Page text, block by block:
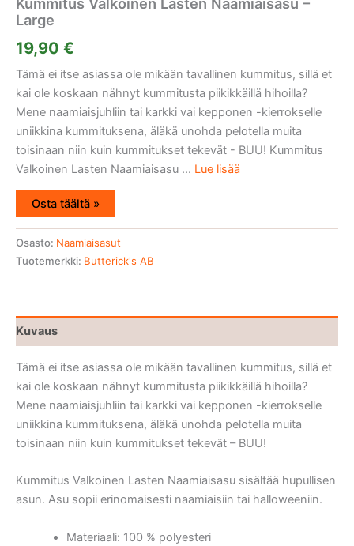
Large
19,90 €
Tämä ei itse asiassa ole mikään tavallinen kummitus, sillä et
kai ole koskaan nähnyt kummitusta piikikkäillä hihoilla?
Mene naamiaisjuhliin tai karkki vai kepponen -kierrokselle
uniikkina kummituksena, äläkä unohda pelotella muita
toisinaan niin kuin kummitukset tekevät - BUU! Kummitus
Valkoinen Lasten Naamiaisasu ... Lue lisää
Osta täältä »
Osasto: Naamiaisasut
Tuotemerkki: Butterick's AB
Kuvaus
Tämä ei itse asiassa ole mikään tavallinen kummitus, sillä et
kai ole koskaan nähnyt kummitusta piikikkäillä hihoilla?
Mene naamiaisjuhliin tai karkki vai kepponen -kierrokselle
uniikkina kummituksena, äläkä unohda pelotella muita
toisinaan niin kuin kummitukset tekevät – BUU!
Kummitus Valkoinen Lasten Naamiaisasu sisältää hupullisen
asun. Asu sopii erinomaisesti naamiaisiin tai halloweeniin.
Materiaali: 100 % polyesteri